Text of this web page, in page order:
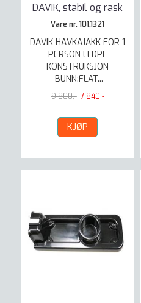
DAVIK, stabil og rask
Vare nr. 101.1321
DAVIK HAVKAJAKK FOR 1
PERSON LLDPE
KONSTRUKSJON
BUNN:FLAT...
9.800,- 7.840,-
KJØP